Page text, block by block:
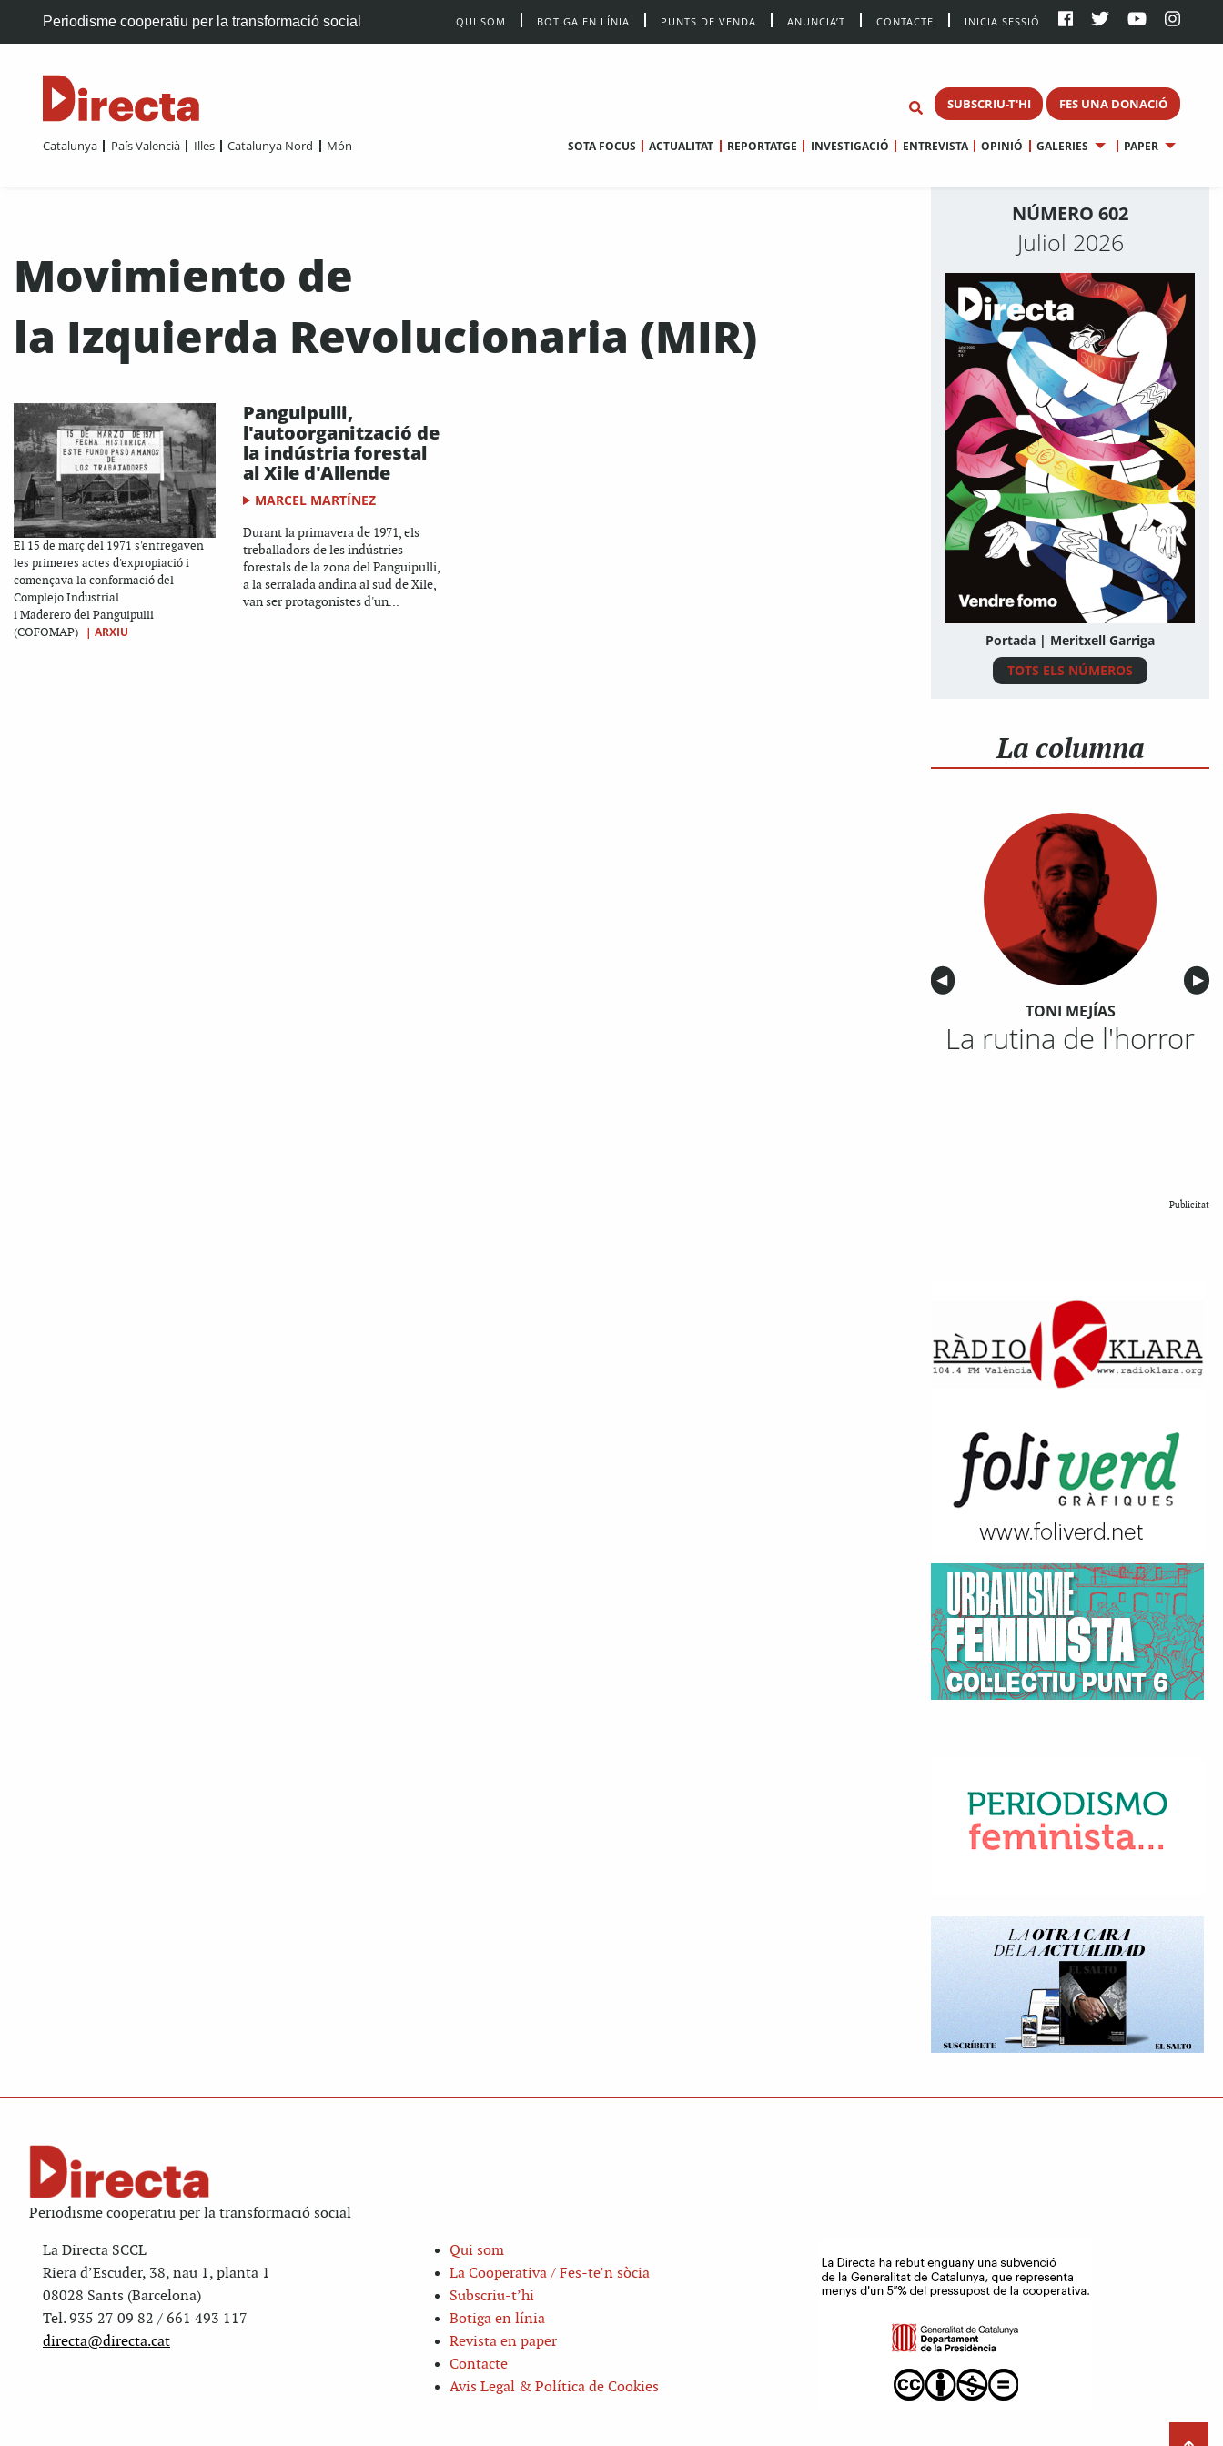
Periodisme cooperatiu per la transformació social QUI SOM BOTIGA EN LÍNIA PUNTS DE VENDA ANUNCIA’T CONTACTE INICIA SESSIÓ
SUBSCRIU-T'HI FES UNA DONACIÓ
Catalunya País Valencià Illes Catalunya Nord Món SOTA FOCUS ACTUALITAT REPORTATGE INVESTIGACIÓ ENTREVISTA OPINIÓ GALERIES PAPER
Movimiento de
la Izquierda Revolucionaria (MIR)
El 15 de març del 1971 s'entregaven
les primeres actes d'expropiació i
començava la conformació del
Complejo Industrial
i Maderero del Panguipulli
(COFOMAP)
| ARXIU
Panguipulli,
l'autoorganització de
la indústria forestal
al Xile d'Allende
MARCEL MARTÍNEZ
Durant la primavera de 1971, els
treballadors de les indústries
forestals de la zona del Panguipulli,
a la serralada andina al sud de Xile,
van ser protagonistes d'un...
NÚMERO 602
Juliol 2026
Portada | Meritxell Garriga
TOTS ELS NÚMEROS
La columna
Anterior
◀︎ ▶︎
TONI MEJÍAS
La rutina de l'horror
Publicitat
Periodisme cooperatiu per la transformació social
La Directa SCCL
Riera d’Escuder, 38, nau 1, planta 1
08028 Sants (Barcelona)
Tel. 935 27 09 82 / 661 493 117
directa@directa.cat
Qui som
La Cooperativa / Fes-te’n sòcia
Subscriu-t’hi
Botiga en línia
Revista en paper
Contacte
Avis Legal & Política de Cookies